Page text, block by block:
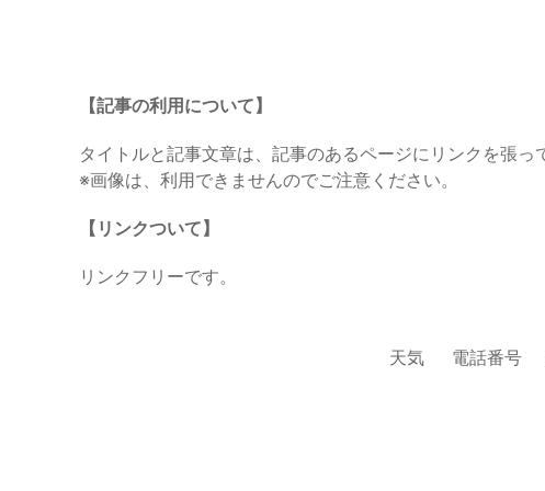
【記事の利用について】
タイトルと記事文章は、記事のあるページにリンクを張っ
※画像は、利用できませんのでご注意ください。
【リンクついて】
リンクフリーです。
天気 電話番号